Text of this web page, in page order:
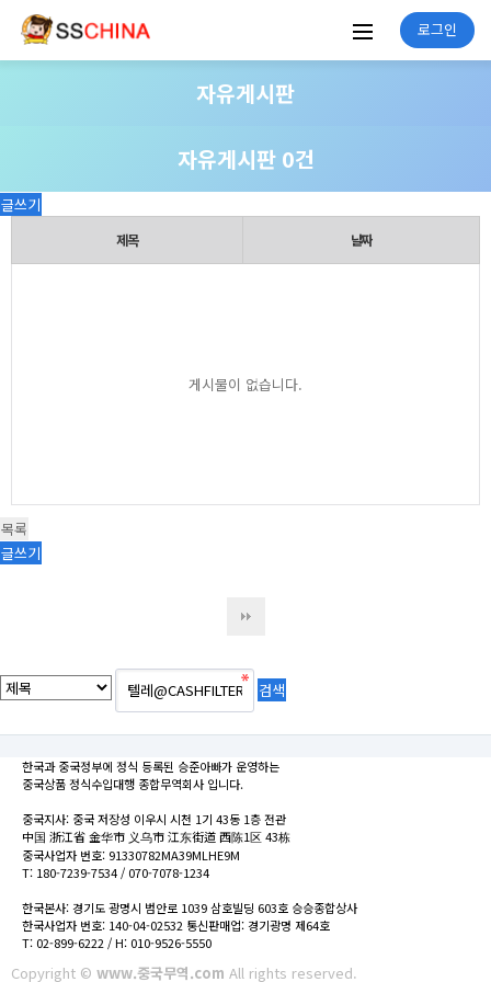
로그인
자유게시판
자유게시판 0건
글쓰기
제목 날짜
게시물이 없습니다.
목록
글쓰기
한국과 중국정부에 정식 등록된 승준아빠가 운영하는
중국상품 정식수입대행 종합무역회사 입니다.
중국지사: 중국 저장성 이우시 시천 1기 43동 1층 전관
中国 浙江省 金华市 义乌市 江东街道 西陈1区 43栋
중국사업자 번호: 91330782MA39MLHE9M
T: 180-7239-7534 / 070-7078-1234
한국본사: 경기도 광명시 범안로 1039 삼호빌딩 603호 승승종합상사
한국사업자 번호: 140-04-02532 통신판매업: 경기광명 제64호
T: 02-899-6222 / H: 010-9526-5550
Copyright © www.중국무역.com All rights reserved.